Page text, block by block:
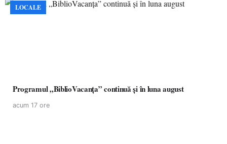
LOCALE
Programul „BiblioVacanța” continuă și în luna august
acum 17 ore